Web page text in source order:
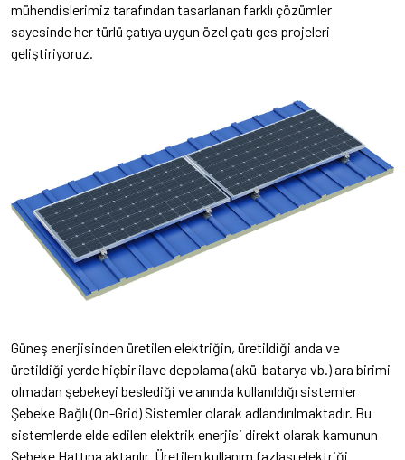
mühendislerimiz tarafından tasarlanan farklı çözümler
sayesinde her türlü çatıya uygun özel çatı ges projeleri
geliştiriyoruz.
Güneş enerjisinden üretilen elektriğin, üretildiği anda ve
üretildiği yerde hiçbir ilave depolama (akü-batarya vb.) ara birimi
olmadan şebekeyi beslediği ve anında kullanıldığı sistemler
Şebeke Bağlı (On-Grid) Sistemler olarak adlandırılmaktadır. Bu
sistemlerde elde edilen elektrik enerjisi direkt olarak kamunun
Şebeke Hattına aktarılır. Üretilen kullanım fazlası elektriği